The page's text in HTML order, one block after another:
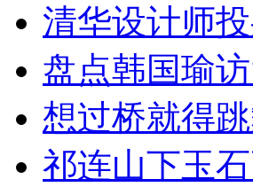
清华设计师
盘点韩国瑜
想过桥就得
祁连山下玉